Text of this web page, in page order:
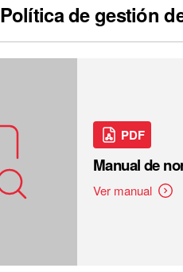
Política de gestión
PDF
Manual de
Ver manual